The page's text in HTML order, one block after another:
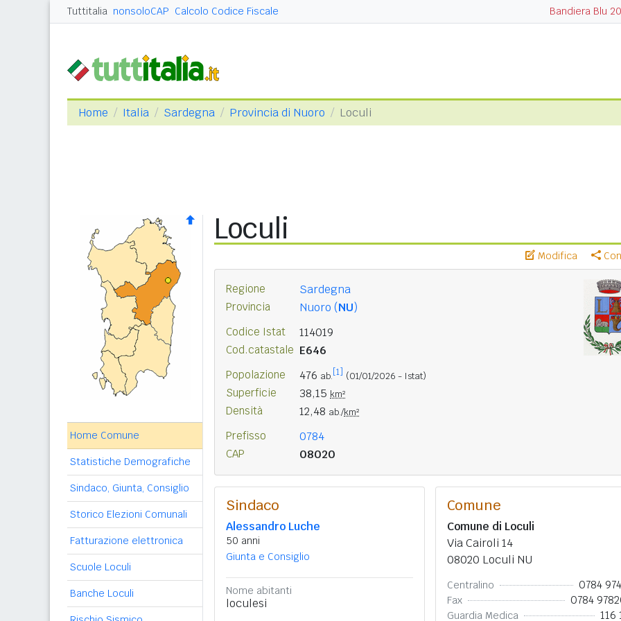
Tuttitalia nonsoloCAP Calcolo Codice Fiscale Bandiera Blu
Home Italia Sardegna Provincia di Nuoro Loculi
Home Comune
Statistiche Demografiche
Sindaco, Giunta, Consiglio
Storico Elezioni Comunali
Fatturazione elettronica
Scuole Loculi
Banche Loculi
Loculi
Modifica
Regione Sardegna
Provincia Nuoro (NU)
Codice Istat 114019
Cod.catastale E646
Popolazione 476 ab. [1] (01/01/2026 - Istat)
Superficie 38,15 km²
Densità 12,48 ab./km²
Prefisso 0784
CAP 08020
Sindaco
Alessandro Luche
50 anni
Giunta e Consiglio
Nome abitanti
loculesi
Comune
Comune di Loculi
Via Cairoli 14
08020 Loculi NU
Centralino 0784
Fax 0784
Guardia Medica 116